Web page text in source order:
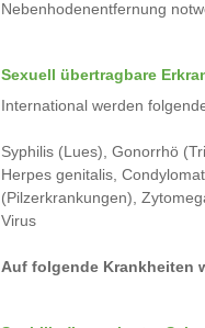
Nebenhodenentfernung
Sexuell übertragbare
International werden
Syphilis (Lues), Gonorrhö
Herpes genitalis,
(Pilzerkrankungen),
Virus
Auf folgende Krankheiten